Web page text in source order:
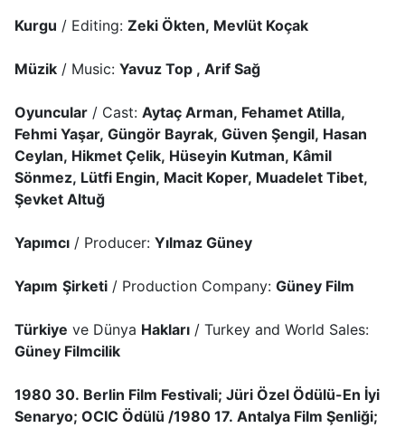
Kurgu / Editing: Zeki Ökten, Mevlüt Koçak
Müzik / Music: Yavuz Top , Arif Sağ
Oyuncular / Cast: Aytaç Arman, Fehamet Atilla,
Fehmi Yaşar, Güngör Bayrak, Güven Şengil, Hasan
Ceylan, Hikmet Çelik, Hüseyin Kutman, Kâmil
Sönmez, Lütfi Engin, Macit Koper, Muadelet Tibet,
Şevket Altuğ
Yapımcı / Producer: Yılmaz Güney
Yapım Şirketi / Production Company: Güney Film
Türkiye ve Dünya Hakları / Turkey and World Sales:
Güney Filmcilik
1980 30. Berlin Film Festivali; Jüri Özel Ödülü-En İyi
Senaryo; OCIC Ödülü /1980 17. Antalya Film Şenliği;